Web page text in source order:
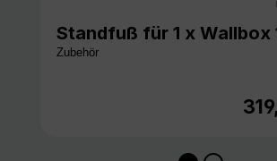
Standfuß für 1 x
Zubehör